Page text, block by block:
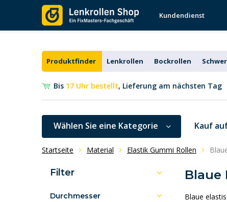
Kundendienst
Produktfinder Lenkrollen Bockrollen
Bis 17 Uhr bestellt, Lieferung am nächsten Tag
Wählen Sie eine Kategorie Kauf
Startseite Material Elastik Gummi Rollen
Blaue
Blaue
Filter
Durchmesser